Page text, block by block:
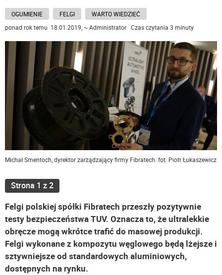
OGUMIENIE FELGI
WARTO WIEDZIEĆ
ponad rok temu 18.01.2019, ~ Administrator Czas czytania 3 minuty
Michał Smentoch, dyrektor zarządzający firmy Fibratech. fot. Piotr Łukaszewicz
Strona 1 z 2
Felgi polskiej spółki Fibratech przeszły pozytywnie
testy bezpieczeństwa TUV. Oznacza to, że ultralekkie
obręcze mogą wkrótce trafić do masowej produkcji.
Felgi wykonane z kompozytu węglowego będą lżejsze i
sztywniejsze od standardowych aluminiowych,
dostępnych na rynku.